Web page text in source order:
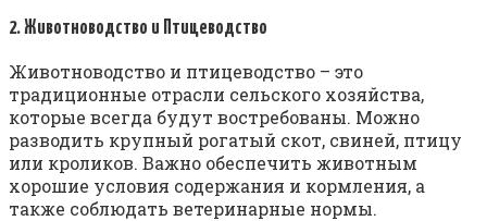
2. Животноводство и Птицеводство
Животноводство и птицеводство – это
традиционные отрасли сельского хозяйства,
которые всегда будут востребованы. Можно
разводить крупный рогатый скот, свиней, птицу
или кроликов. Важно обеспечить животным
хорошие условия содержания и кормления, а
также соблюдать ветеринарные нормы.